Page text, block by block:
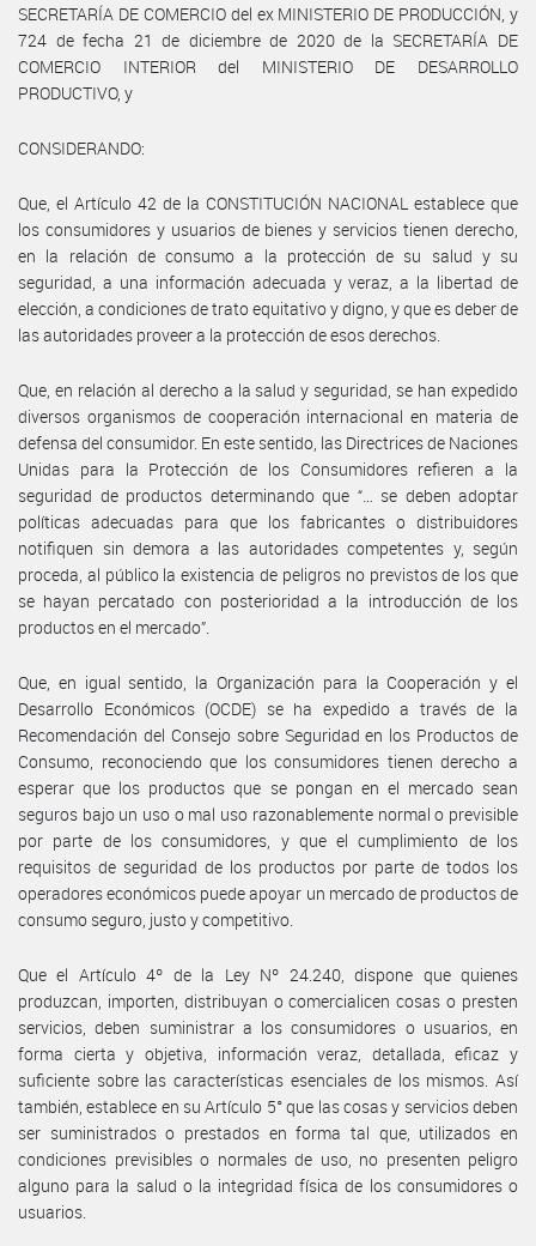
SECRETARÍA DE COMERCIO del ex MINISTERIO DE PRODUCCIÓN, y
724 de fecha 21 de diciembre de 2020 de la SECRETARÍA DE
COMERCIO INTERIOR del MINISTERIO DE DESARROLLO
PRODUCTIVO, y
CONSIDERANDO:
Que, el Artículo 42 de la CONSTITUCIÓN NACIONAL establece que
los consumidores y usuarios de bienes y servicios tienen derecho,
en la relación de consumo a la protección de su salud y su
seguridad, a una información adecuada y veraz, a la libertad de
elección, a condiciones de trato equitativo y digno, y que es deber de
las autoridades proveer a la protección de esos derechos.
Que, en relación al derecho a la salud y seguridad, se han expedido
diversos organismos de cooperación internacional en materia de
defensa del consumidor. En este sentido, las Directrices de Naciones
Unidas para la Protección de los Consumidores refieren a la
seguridad de productos determinando que “… se deben adoptar
políticas adecuadas para que los fabricantes o distribuidores
notifiquen sin demora a las autoridades competentes y, según
proceda, al público la existencia de peligros no previstos de los que
se hayan percatado con posterioridad a la introducción de los
productos en el mercado”.
Que, en igual sentido, la Organización para la Cooperación y el
Desarrollo Económicos (OCDE) se ha expedido a través de la
Recomendación del Consejo sobre Seguridad en los Productos de
Consumo, reconociendo que los consumidores tienen derecho a
esperar que los productos que se pongan en el mercado sean
seguros bajo un uso o mal uso razonablemente normal o previsible
por parte de los consumidores, y que el cumplimiento de los
requisitos de seguridad de los productos por parte de todos los
operadores económicos puede apoyar un mercado de productos de
consumo seguro, justo y competitivo.
Que el Artículo 4º de la Ley Nº 24.240, dispone que quienes
produzcan, importen, distribuyan o comercialicen cosas o presten
servicios, deben suministrar a los consumidores o usuarios, en
forma cierta y objetiva, información veraz, detallada, eficaz y
suficiente sobre las características esenciales de los mismos. Así
también, establece en su Artículo 5° que las cosas y servicios deben
ser suministrados o prestados en forma tal que, utilizados en
condiciones previsibles o normales de uso, no presenten peligro
alguno para la salud o la integridad física de los consumidores o
usuarios.